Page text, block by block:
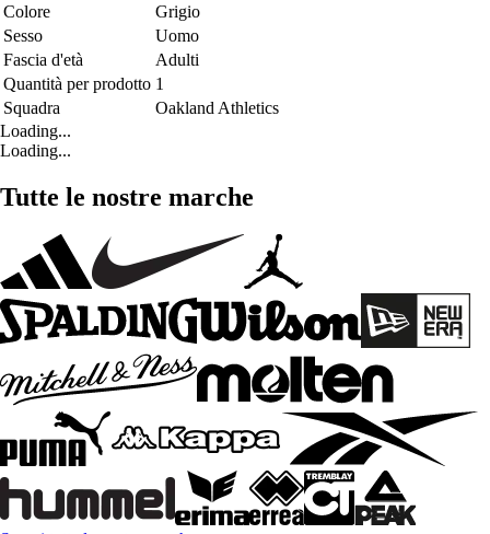
Colore
Grigio
Sesso
Uomo
Fascia d'età
Adulti
Quantità per prodotto 1
Squadra
Oakland Athletics
Loading...
Loading...
Tutte le nostre marche